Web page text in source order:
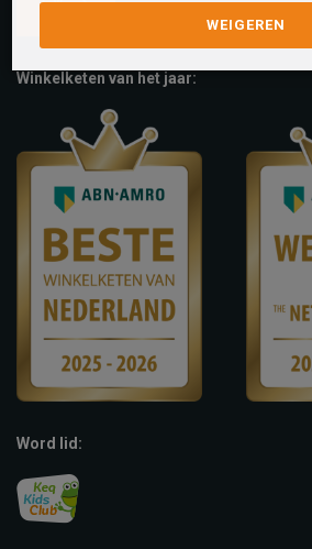
Winkelketen van het jaar:
Word lid:
WEIGEREN